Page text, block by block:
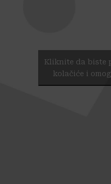
Kliknite da biste
kolačiće i